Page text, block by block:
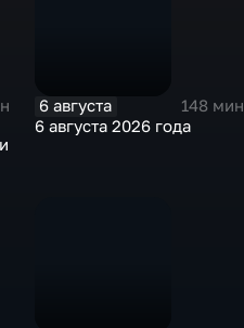
6 августа
148 мин
6 августа 2026 года